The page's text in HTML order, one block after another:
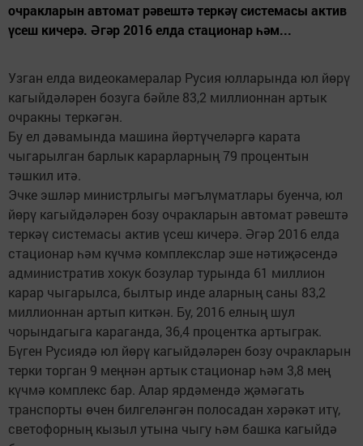
очракларын автомат рәвештә теркәү системасы актив
үсеш кичерә. Әгәр 2016 елда стационар һәм...
Узган елда видеокамералар Русия юлларында юл йөрү
кагыйдәләрен бозуга бәйле 83,2 миллионнан артык
очракны теркәгән.
Бу ел дәвамында машина йөртүчеләргә карата
чыгарылган барлык карарларның 79 процентын
тәшкил итә.
Эчке эшләр министрлыгы мәгълүматлары буенча, юл
йөрү кагыйдәләрен бозу очракларын автомат рәвештә
теркәү системасы актив үсеш кичерә. Әгәр 2016 елда
стационар һәм күчмә комплекслар эше нәтиҗәсендә
административ хокук бозулар турында 61 миллион
карар чыгарылса, былтыр инде аларның саны 83,2
миллионнан артып киткән. Бу, 2016 елның шул
чорындагыга караганда, 36,4 процентка артыграк.
Бүген Русиядә юл йөрү кагыйдәләрен бозу очракларын
терки торган 9 меңнән артык стационар һәм 3,8 мең
күчмә комплекс бар. Алар ярдәмендә җәмәгать
транспорты өчен билгеләнгән полосадан хәрәкәт итү,
светофорның кызыл утына чыгу һәм башка кагыйдә